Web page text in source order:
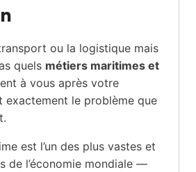
ou la logistique mais
quels métiers maritimes et
à vous après votre
exactement le problème que
est l’un des plus vastes et
de l’économie mondiale —